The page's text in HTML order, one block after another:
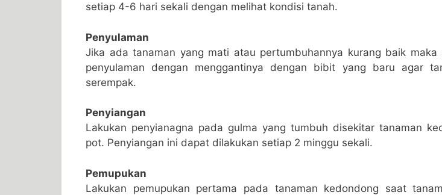
setiap 4-6 hari sekali dengan melihat kondisi tanah.
Penyulaman
Jika ada tanaman yang mati atau pertumbuhannya kurang baik maka
penyulaman dengan menggantinya dengan bibit yang baru agar
serempak.
Penyiangan
Lakukan penyianagna pada gulma yang tumbuh disekitar tanaman
pot. Penyiangan ini dapat dilakukan setiap 2 minggu sekali.
Pemupukan
Lakukan pemupukan pertama pada tanaman kedondong saat